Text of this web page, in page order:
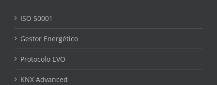
ISO 50001
Gestor Energético
Protocolo EVO
KNX Advanced